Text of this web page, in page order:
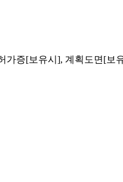
가증[보유시], 계획도면[보